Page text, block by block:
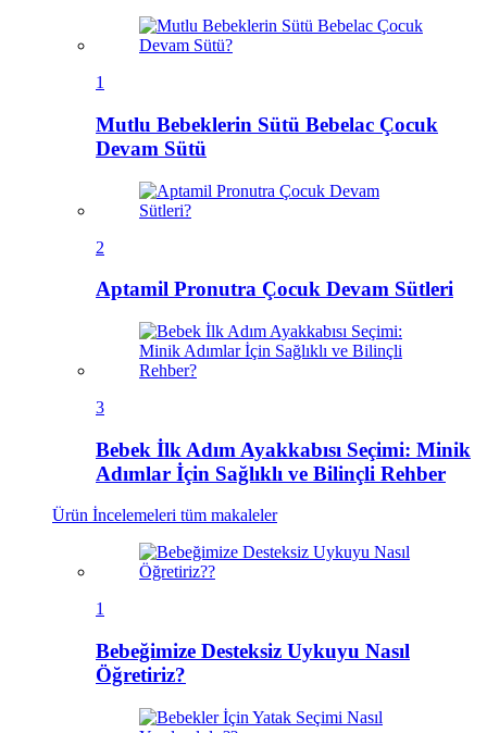
1
Mutlu Bebeklerin Sütü Bebelac Çocuk
Devam Sütü
2
Aptamil Pronutra Çocuk Devam Sütleri
3
Bebek İlk Adım Ayakkabısı Seçimi: Minik
Adımlar İçin Sağlıklı ve Bilinçli Rehber
Ürün İncelemeleri tüm makaleler
1
Bebeğimize Desteksiz Uykuyu Nasıl
Öğretiriz?